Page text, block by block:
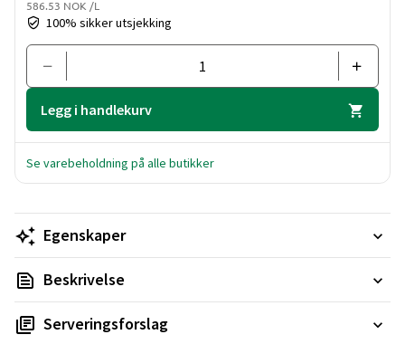
100% sikker utsjekking
586.53 NOK /L
Legg i handlekurv
Se varebeholdning på alle butikker
Egenskaper
Beskrivelse
Serveringsforslag